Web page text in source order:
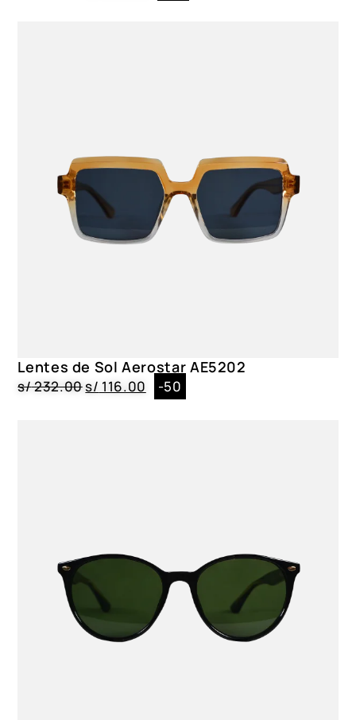
Lentes de Sol Aerostar AE5202
s/232.00s/ 116.00 -50